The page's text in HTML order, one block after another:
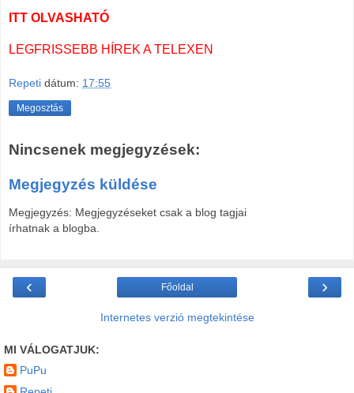
ITT OLVASHATÓ
LEGFRISSEBB HÍREK A TELEXEN
Repeti dátum: 17:55
Megosztás
Nincsenek megjegyzések:
Megjegyzés küldése
Megjegyzés: Megjegyzéseket csak a blog tagjai
írhatnak a blogba.
‹ ›
Főoldal
Internetes verzió megtekintése
MI VÁLOGATJUK:
PuPu